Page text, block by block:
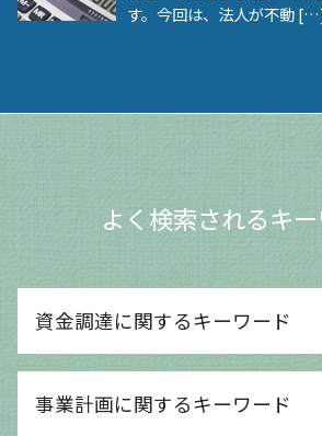
す。今回は、法人が不動
よく検索されるキ
資金調達に関するキーワード
融資 個人事業主
事業計画に関するキーワード